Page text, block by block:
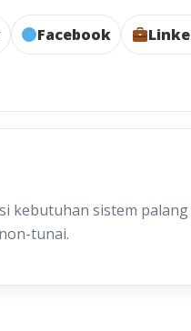
Facebook
kebutuhan sistem
tunai.